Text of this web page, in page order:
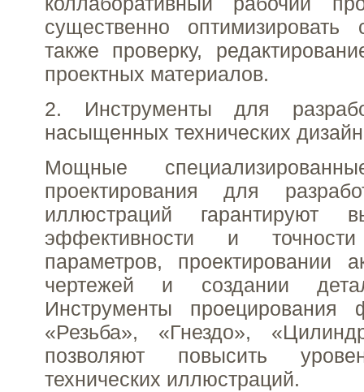
существенно
также проверку,
проектных материалов.
2. Инструменты для
насыщенных технических
Мощные
проектирования для
иллюстраций гарантируют
эффективности и
параметров, проектировании
чертежей и создании
Инструменты проецирования
«Резьба», «Гнездо»,
позволяют повысить
технических иллюстраций.